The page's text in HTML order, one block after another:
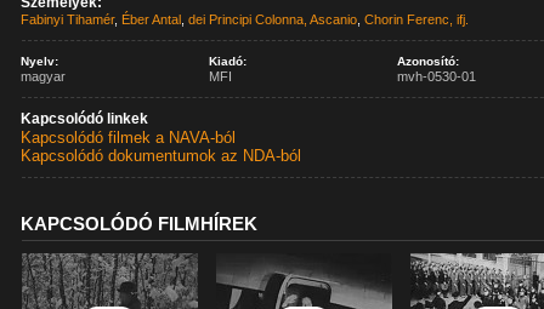
Fabinyi Tihamér, Éber Antal ,dei Principi Colonna, Ascanio ,Chorin Ferenc, ifj.
Nyelv:
magyar
Kiadó:
MFI
Azonosító:
mvh-0530-01
Kapcsolódó linkek
Kapcsolódó filmek a NAVA-ból
Kapcsolódó dokumentumok az NDA-ból
KAPCSOLÓDÓ FILMHÍREK